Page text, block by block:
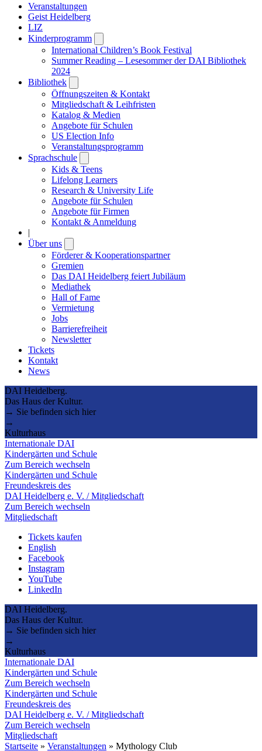
Veranstaltungen
Geist Heidelberg
LIZ
Kinderprogramm
submenu
International Children’s Book Festival
Summer Reading – Lesesommer der DAI Bibliothek
2024
Bibliothek
submenu
Öffnungszeiten & Kontakt
Mitgliedschaft & Leihfristen
Katalog & Medien
Angebote für Schulen
US Election Info
Veranstaltungsprogramm
Sprachschule
submenu
Kids & Teens
Lifelong Learners
Research & University Life
Angebote für Schulen
Angebote für Firmen
Kontakt & Anmeldung
|
Über uns
submenu
Förderer & Kooperationspartner
Gremien
Das DAI Heidelberg feiert Jubiläum
Mediathek
Hall of Fame
Vermietung
Jobs
Barrierefreiheit
Newsletter
Tickets
Kontakt
News
DAI Heidelberg.
Das Haus der Kultur.
→ Sie befinden sich hier
→
Kulturhaus
Internationale DAI
Kindergärten und Schule
Zum Bereich wechseln
Kindergärten und Schule
Freundeskreis des
DAI Heidelberg e. V. / Mitgliedschaft
Zum Bereich wechseln
Mitgliedschaft
Tickets kaufen
English
Facebook
Instagram
YouTube
LinkedIn
DAI Heidelberg.
Das Haus der Kultur.
→ Sie befinden sich hier
→
Kulturhaus
Internationale DAI
Kindergärten und Schule
Zum Bereich wechseln
Kindergärten und Schule
Freundeskreis des
DAI Heidelberg e. V. / Mitgliedschaft
Zum Bereich wechseln
Mitgliedschaft
Startseite » Veranstaltungen » Mythology Club